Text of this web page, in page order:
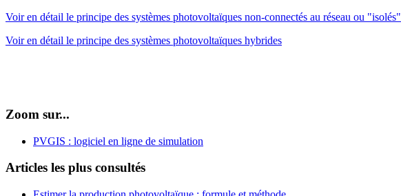
Voir en détail le principe des systèmes photovoltaïques non-connectés au réseau ou "isolés"
Voir en détail le principe des systèmes photovoltaïques hybrides
Zoom sur...
PVGIS : logiciel en ligne de simulation
Articles les plus consultés